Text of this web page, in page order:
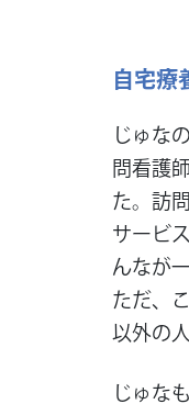
自宅療
じゅな
問看護
た。訪
サービ
んなが
ただ、
以外の
じゅな